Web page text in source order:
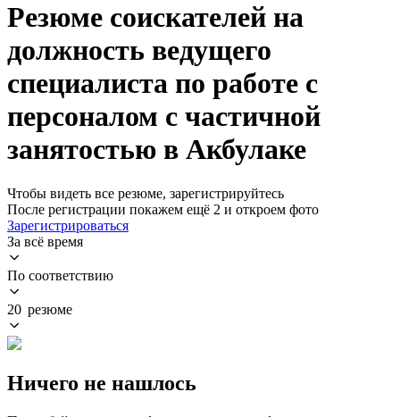
Резюме соискателей на
должность ведущего
специалиста по работе с
персоналом с частичной
занятостью в Акбулаке
Чтобы видеть все резюме, зарегистрируйтесь
После регистрации покажем ещё 2 и откроем фото
Зарегистрироваться
За всё время
По соответствию
20 резюме
Ничего не нашлось